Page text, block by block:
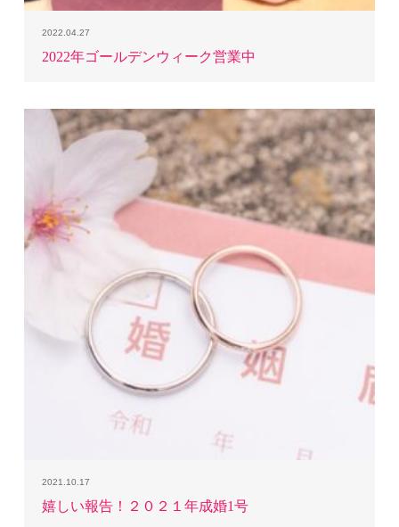
2022.04.27
2022年ゴールデンウィーク営業中
2021.10.17
嬉しい報告！２０２１年成婚1号